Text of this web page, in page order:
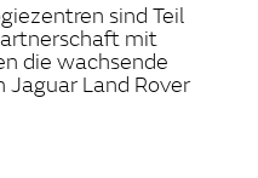
sind Teil
mit
die wachsende
Jaguar Land Rover